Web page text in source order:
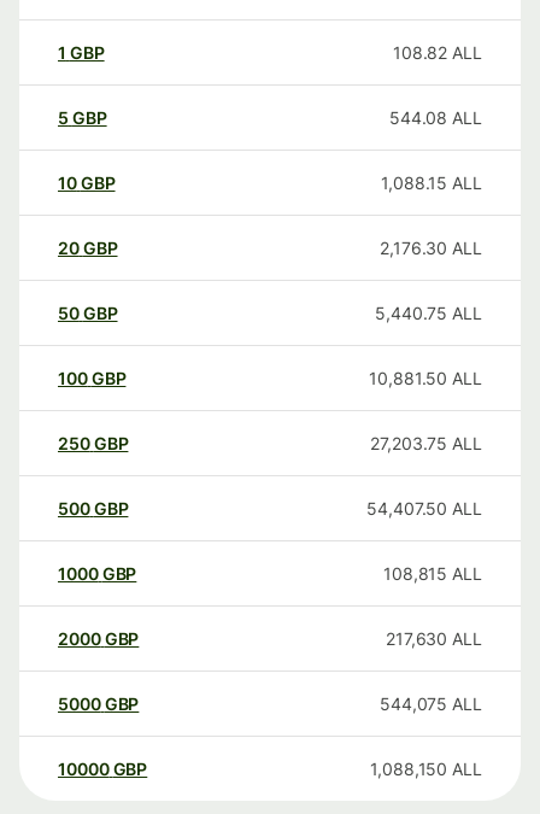
1 GBP 108.82 ALL
5 GBP 544.08 ALL
10GBP 1,088.15 ALL
20GBP 2,176.30 ALL
50GBP 5,440.75 ALL
100GBP 10,881.50 ALL
250GBP 27,203.75 ALL
500GBP 54,407.50 ALL
1000GBP 108,815 ALL
2000GBP 217,630 ALL
5000GBP 544,075 ALL
10000 GBP 1,088,150 ALL